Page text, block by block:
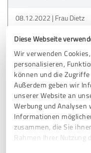
Diese Webseite
Wir verwenden
personalisieren,
können und die
Außerdem geben wir
unserer Website an
Werbung und
Informationen
zusammen, die Sie
Rahmen Ihrer Nutzung
08.12.2022 Frau Dietz
Kommentar
Stunden Pflege und
Wir freuen uns sehr,
Herzlichen Dank! Bei
da. Viele Grüße
5,00 von 5